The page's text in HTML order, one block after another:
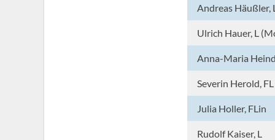
Andreas Häußler,
Ulrich Hauer, L
Anna-Maria
Severin Herold,
Julia Holler, FLin
Rudolf Kaiser, L